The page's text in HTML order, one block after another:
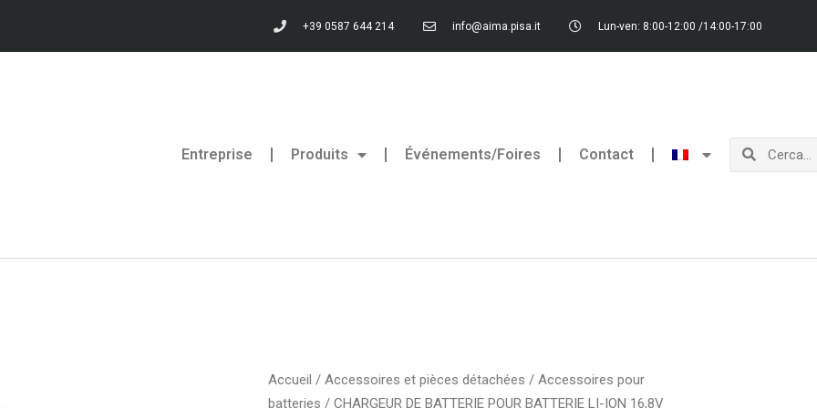
+39 0587 644 214 info@aima.pisa.it Lun-ven: 8:00-12:00 /14:00-17:00
Entreprise Produits Événements/Foires Contact Rechercher
Accueil / Accessoires et pièces détachées / Accessoires pour
batteries / CHARGEUR DE BATTERIE POUR BATTERIE LI-ION 16,8V